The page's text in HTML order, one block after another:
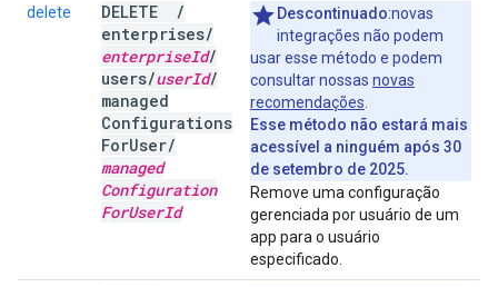
delete DELETE
/
enterprises/
enterpriseId/
users/userId/
managed
Configurations
ForUser/
managed
Configuration
ForUserId
Descontinuado:novas
integrações não podem
usar esse método e podem
consultar nossas novas
recomendações
Esse método não estará mais
acessível a ninguém após 30
de setembro de 2025.
Remove uma configuração
gerenciada por usuário de um
app para o usuário
especificado.